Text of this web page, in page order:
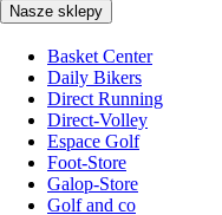
Nasze sklepy
Basket Center
Daily Bikers
Direct Running
Direct-Volley
Espace Golf
Foot-Store
Galop-Store
Golf and co